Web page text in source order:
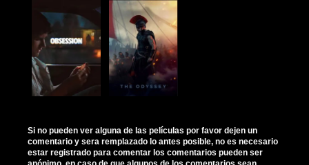
Si no pueden ver alguna de las películas por favor dejen un
comentario y sera remplazado lo antes posible, no es necesario
estar registrado para comentar los comentarios pueden ser